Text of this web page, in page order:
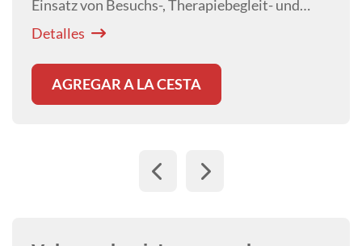
Einsatz von Besuchs-, Therapiebegleit- und
Assistenzhunden. Neben der positiven Wirkung
ethischen Herausforderungen diskutiert.
Detalles
AGREGAR A LA CESTA